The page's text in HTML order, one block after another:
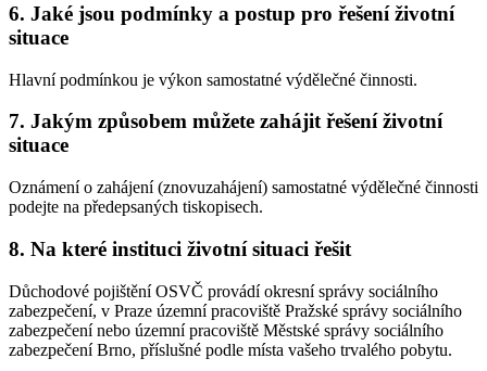
6. Jaké jsou podmínky a postup pro řešení životní
situace
Hlavní podmínkou je výkon samostatné výdělečné činnosti.
7. Jakým způsobem můžete zahájit řešení životní
situace
Oznámení o zahájení (znovuzahájení) samostatné výdělečné činnosti
podejte na předepsaných tiskopisech.
8. Na které instituci životní situaci řešit
Důchodové pojištění OSVČ provádí okresní správy sociálního
zabezpečení, v Praze územní pracoviště Pražské správy sociálního
zabezpečení nebo územní pracoviště Městské správy sociálního
zabezpečení Brno, příslušné podle místa vašeho trvalého pobytu.